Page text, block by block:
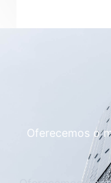
Oferecemos o